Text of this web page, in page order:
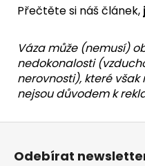
Přečtěte si náš článek,
Váza může (nemusí)
nedokonalosti
nerovnosti), které však
nejsou důvodem k
Odebírat